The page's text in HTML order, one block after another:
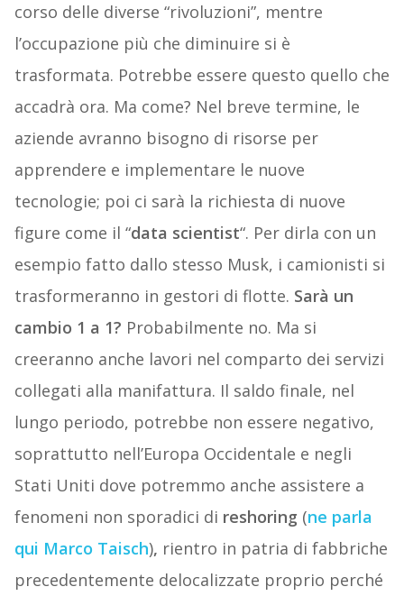
corso delle diverse “rivoluzioni”, mentre
l’occupazione più che diminuire si è
trasformata. Potrebbe essere questo quello che
accadrà ora. Ma come? Nel breve termine, le
aziende avranno bisogno di risorse per
apprendere e implementare le nuove
tecnologie; poi ci sarà la richiesta di nuove
figure come il “data scientist“. Per dirla con un
esempio fatto dallo stesso Musk, i camionisti si
trasformeranno in gestori di flotte. Sarà un
cambio 1 a 1? Probabilmente no. Ma si
creeranno anche lavori nel comparto dei servizi
collegati alla manifattura. Il saldo finale, nel
lungo periodo, potrebbe non essere negativo,
soprattutto nell’Europa Occidentale e negli
Stati Uniti dove potremmo anche assistere a
fenomeni non sporadici di reshoring (ne parla
qui Marco Taisch), rientro in patria di fabbriche
precedentemente delocalizzate proprio perché